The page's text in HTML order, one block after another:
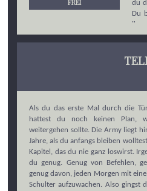
FREI
du
Du
ihn
tun,
seit
Als du das erste Mal durch die
hattest du noch keinen Plan,
weitergehen sollte. Die Army liegt
Jahre, als du anfangs bleiben
Kapitel, das du nie ganz loswirst.
du genug. Genug von Befehlen,
genug davon, jeden Morgen mit
Schulter aufzuwachen. Also gingst